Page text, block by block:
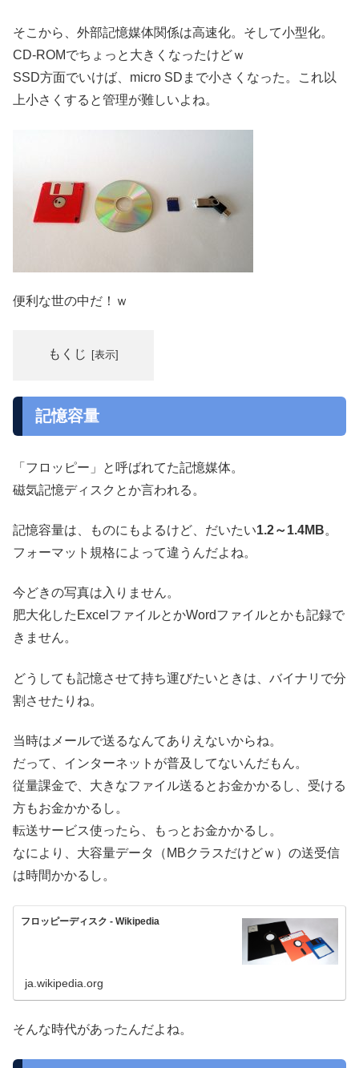
そこから、外部記憶媒体関係は高速化。そして小型化。
CD-ROMでちょっと大きくなったけどｗ
SSD方面でいけば、micro SDまで小さくなった。これ以
上小さくすると管理が難しいよね。
便利な世の中だ！ｗ
もくじ
記憶容量
「フロッピー」と呼ばれてた記憶媒体。
磁気記憶ディスクとか言われる。
記憶容量は、ものにもよるけど、だいたい1.2～1.4MB。
フォーマット規格によって違うんだよね。
今どきの写真は入りません。
肥大化したExcelファイルとかWordファイルとかも記録で
きません。
どうしても記憶させて持ち運びたいときは、バイナリで分
割させたりね。
当時はメールで送るなんてありえないからね。
だって、インターネットが普及してないんだもん。
従量課金で、大きなファイル送るとお金かかるし、受ける
方もお金かかるし。
転送サービス使ったら、もっとお金かかるし。
なにより、大容量データ（MBクラスだけどｗ）の送受信
は時間かかるし。
フロッピーディスク - Wikipedia
ja.wikipedia.org
そんな時代があったんだよね。